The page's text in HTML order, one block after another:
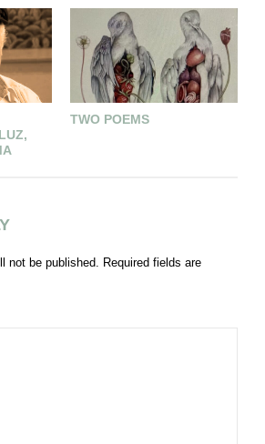
TWO POEMS
not be published.
Required fields are